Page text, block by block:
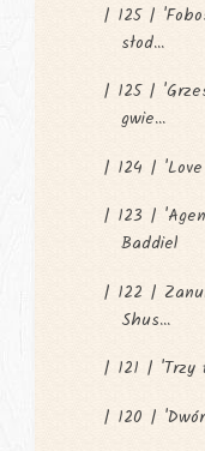
| 125 |
słod...
| 125 |
gwie...
| 124 |
| 123 |
Baddiel
| 122 |
Shus...
| 121 | 'Trzy
| 120 |